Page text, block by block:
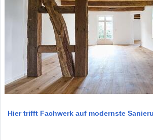
Hier trifft Fachwerk auf modernste